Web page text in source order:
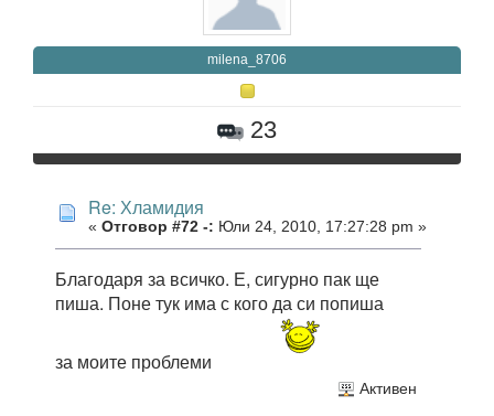
milena_8706
23
Re: Хламидия
« Отговор #72 -: Юли 24, 2010, 17:27:28 pm »
Благодаря за всичко. Е, сигурно пак ще
пиша. Поне тук има с кого да си попиша
за моите проблеми
Активен